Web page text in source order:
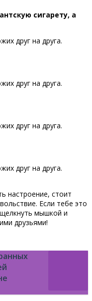
сигарету, а
настроение, стоит
Если тебе это
мышкой и
друзьями!